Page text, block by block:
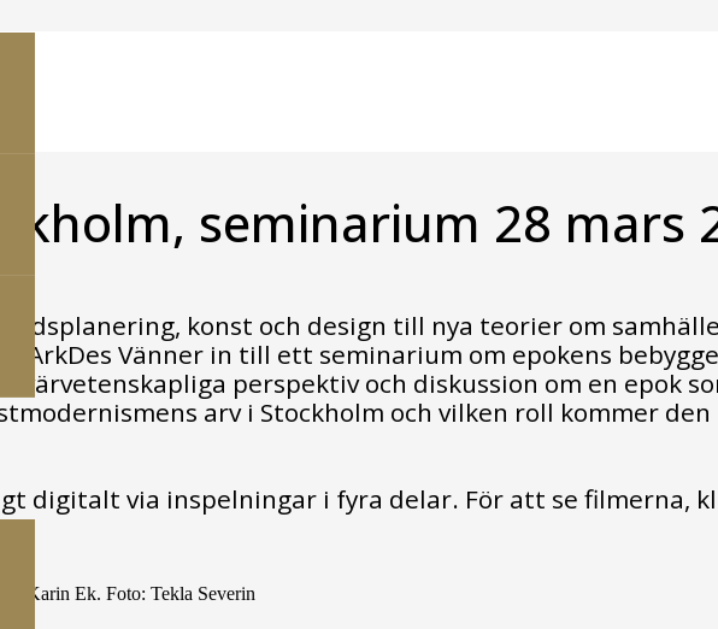
seminarium 28 mars
konst och design till nya teorier om
ArkDes Vänner in till ett seminarium om epokens
perspektiv och diskussion om en epok
arv i Stockholm och vilken roll kommer
digitalt via inspelningar i fyra delar. För att se filmerna,
Karin Ek. Foto: Tekla Severin